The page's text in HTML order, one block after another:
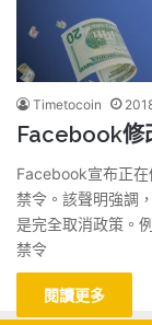
Timetocoin
Facebook修
Facebook宣布正
禁令。該聲明強調
是完全取消政策。
禁令
閱讀更多